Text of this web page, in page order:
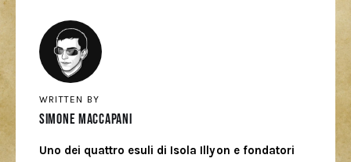
WRITTEN BY
Simone Maccapani
Uno dei quattro esuli di Isola Illyon e fondatori